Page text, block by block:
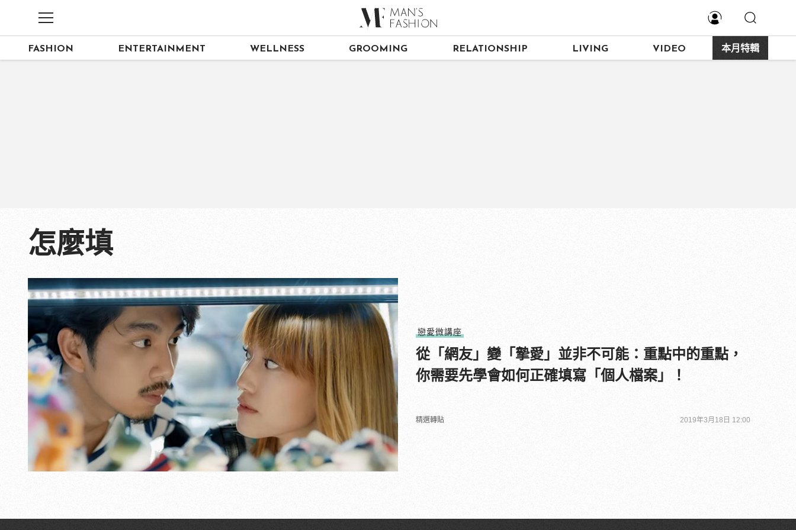
FASHION ENTERTAINMENT WELLNESS GROOMING RELATIONSHIP LIVING VIDEO 本月特輯
怎麼填
戀愛微講座
從「網友」變「摯愛」並非不可能：重點中的重點，
你需要先學會如何正確填寫「個人檔案」！
精選轉貼 2019年3月18日 12:00